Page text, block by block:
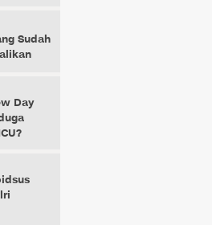
Sudah
Day